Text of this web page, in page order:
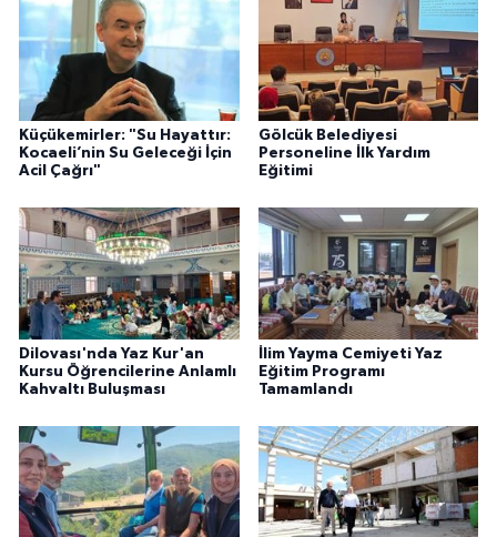
Küçükemirler: "Su Hayattır:
Kocaeli’nin Su Geleceği İçin
Acil Çağrı"
Gölcük Belediyesi
Personeline İlk Yardım
Eğitimi
Dilovası'nda Yaz Kur'an
Kursu Öğrencilerine Anlamlı
Kahvaltı Buluşması
İlim Yayma Cemiyeti Yaz
Eğitim Programı
Tamamlandı